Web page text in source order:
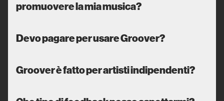
promuovere la mia musica?
Devo pagare per usare Groover?
Groover è fatto per artisti indipendenti?